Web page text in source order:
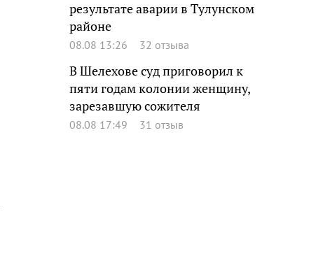
результате аварии в Тулунском
районе
08.08 13:26 32 отзыва
В Шелехове суд приговорил к
пяти годам колонии женщину,
зарезавшую сожителя
08.08 17:49 31 отзыв